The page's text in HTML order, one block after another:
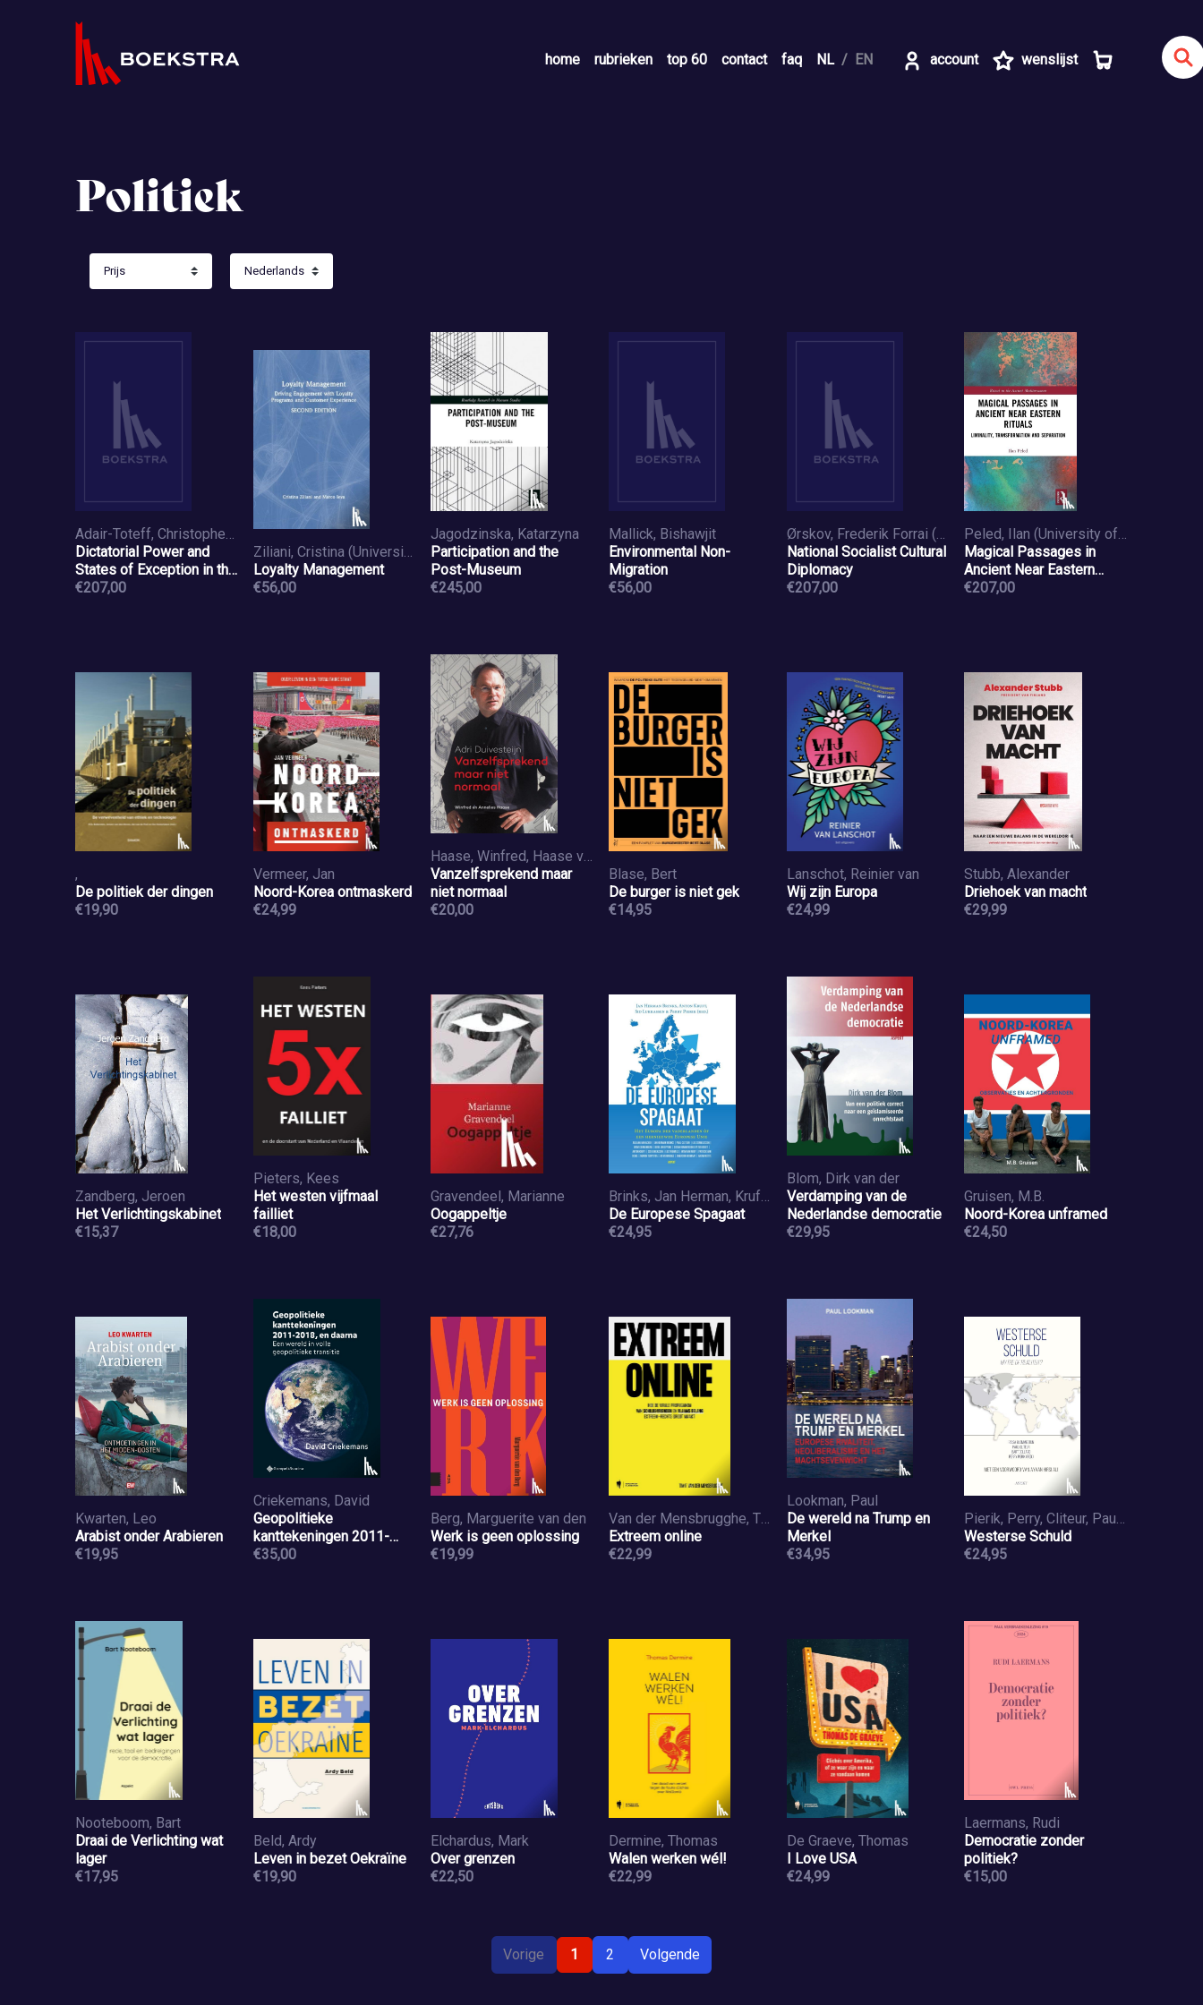
home rubrieken top 60 contact faq NL EN account wenslijst
Politiek
Adair-Toteff, Christopher (University of South Florida
Dictatorial Power and
States of Exception in the
Weimar Republic
€207,00
Ziliani, Cristina (University of Parma, Ieva, Marco (University of Parma
Loyalty Management
€56,00
Jagodzinska, Katarzyna
Participation and the
Post-Museum
€245,00
Mallick, Bishawjit
Environmental Non-
Migration
€56,00
Ørskov, Frederik Forrai (University of Helsinki
National Socialist Cultural
Diplomacy
€207,00
Peled, Ilan (University of Amsterdam
Magical Passages in
Ancient Near Eastern
Rituals
€207,00
,
De politiek der dingen
€19,90
Vermeer, Jan
Noord-Korea ontmaskerd
€24,99
Haase, Winfred, Haase van Leusden, Annelies
Vanzelfsprekend maar
niet normaal
€20,00
Blase, Bert
De burger is niet gek
€14,95
Lanschot, Reinier van
Wij zijn Europa
€24,99
Stubb, Alexander
Driehoek van macht
€29,99
Zandberg, Jeroen
Het Verlichtingskabinet
€15,37
Pieters, Kees
Het westen vijfmaal
failliet
€18,00
Gravendeel, Marianne
Oogappeltje
€27,76
Brinks, Jan Herman, Kruft, Anton, Lukkassen, Sid
De Europese Spagaat
€24,95
Blom, Dirk van der
Verdamping van de
Nederlandse democratie
€29,95
Gruisen, M.B.
Noord-Korea unframed
€24,50
Kwarten, Leo
Arabist onder Arabieren
€19,95
Criekemans, David
Geopolitieke
kanttekeningen 2011-
2018, en daarna
€35,00
Berg, Marguerite van den
Werk is geen oplossing
€19,99
Van der Mensbrugghe, Tim F.
Extreem online
€22,99
Lookman, Paul
De wereld na Trump en
Merkel
€34,95
Pierik, Perry, Cliteur, Paul, Berg, Floris van den, Blommestijn, Raisa, Emmer, Piet, Collard, Bart, Hasan, Rumy, Moll, Hans, Vermaat, Willem
Westerse Schuld
€24,95
Nooteboom, Bart
Draai de Verlichting wat
lager
€17,95
Beld, Ardy
Leven in bezet Oekraïne
€19,90
Elchardus, Mark
Over grenzen
€22,50
Dermine, Thomas
Walen werken wél!
€22,99
De Graeve, Thomas
I Love USA
€24,99
Laermans, Rudi
Democratie zonder
politiek?
€15,00
Vorige 1 2 Volgende